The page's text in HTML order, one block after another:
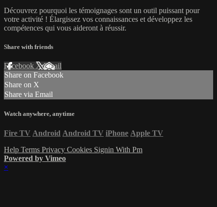
Découvrez pourquoi les témoignages sont un outil puissant pour
votre activité ! Élargissez vos connaissances et développez les
compétences qui vous aideront à réussir.
Share with friends
Facebook XEmail
Share on Facebook
Share on X
Share via Email
Watch anywhere, anytime
Fire TV Android Android TV iPhone Apple TV
Help Terms Privacy Cookies Signin With Pm
Powered by Vimeo
×